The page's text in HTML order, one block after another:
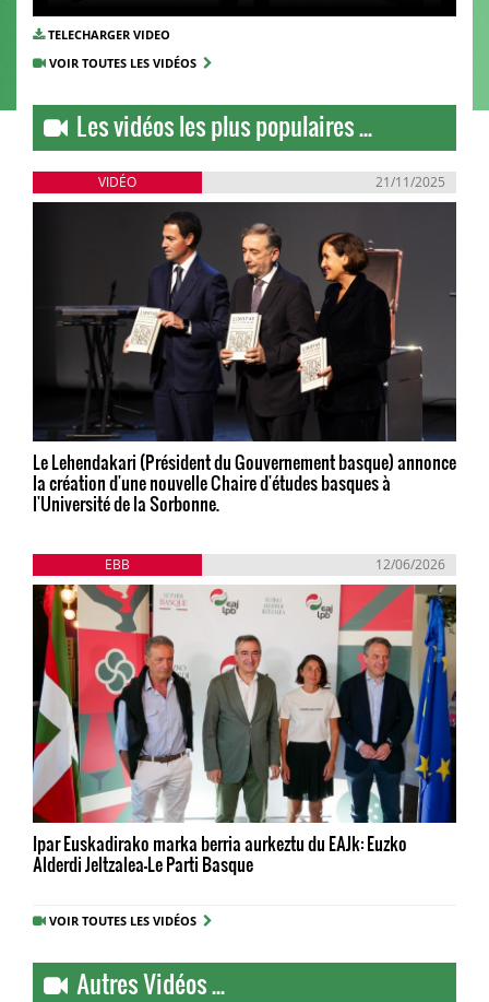
TELECHARGER VIDEO
VOIR TOUTES LES VIDÉOS
Les vidéos les plus populaires ...
VIDÉO 21/11/2025
Le Lehendakari (Président du Gouvernement basque) annonce
la création d'une nouvelle Chaire d'études basques à
l'Université de la Sorbonne.
EBB 12/06/2026
Ipar Euskadirako marka berria aurkeztu du EAJk: Euzko
Alderdi Jeltzalea-Le Parti Basque
VOIR TOUTES LES VIDÉOS
Autres Vidéos ...